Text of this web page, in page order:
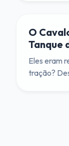
O
Tanque
Eles eram
tração?